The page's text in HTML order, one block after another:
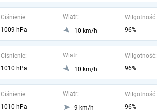
Ciśnienie:
1009 hPa
Wiatr:
10 km/h
Wilgotność:
96%
Ciśnienie:
1010 hPa
Wiatr:
10 km/h
Wilgotność:
96%
Ciśnienie:
1010 hPa
Wiatr:
9 km/h
Wilgotność:
96%